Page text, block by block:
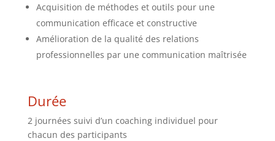
Acquisition de méthodes et outils pour une
communication efficace et constructive
Amélioration de la qualité des relations
professionnelles par une communication maîtrisée
Durée
2 journées suivi d’un coaching individuel pour
chacun des participants